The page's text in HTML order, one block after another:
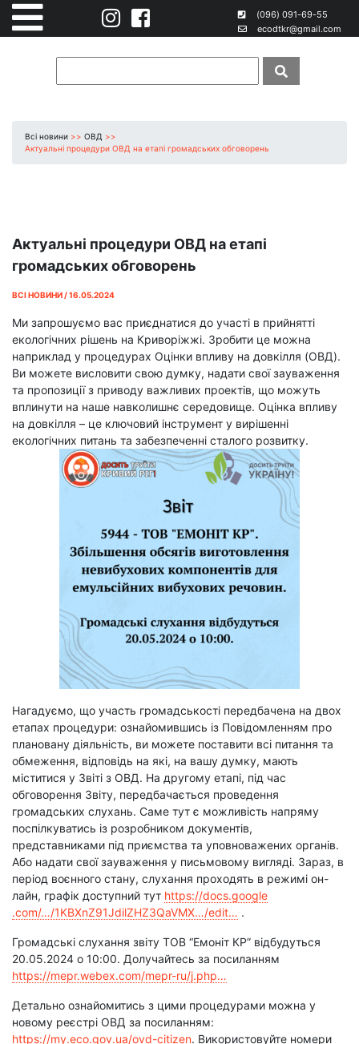
(096) 091-69-55
ecodtkr@gmail.com
Всі новини >> ОВД >>
Актуальні процедури ОВД на етапі громадських обговорень
Актуальні процедури ОВД на етапі
громадських обговорень
ВСІ НОВИНИ / 16.05.2024
Ми запрошуємо вас приєднатися до участі в прийнятті
екологічних рішень на Криворіжжі. Зробити це можна
наприклад у процедурах Оцінки впливу на довкілля (ОВД).
Ви можете висловити свою думку, надати свої зауваження
та пропозиції з приводу важливих проектів, що можуть
вплинути на наше навколишнє середовище. Оцінка впливу
на довкілля – це ключовий інструмент у вирішенні
екологічних питань та забезпеченні сталого розвитку.
Нагадуємо, що участь громадськості передбачена на двох
етапах процедури: ознайомившись із Повідомленням про
плановану діяльність, ви можете поставити всі питання та
обмеження, відповідь на які, на вашу думку, мають
міститися у Звіті з ОВД. На другому етапі, під час
обговорення Звіту, передбачається проведення
громадських слухань. Саме тут є можливість напряму
поспілкуватись із розробником документів,
представниками під приємства та уповноважених органів.
Або надати свої зауваження у письмовому вигляді. Зараз, в
період воєнного стану, слухання проходять в режимі он-
лайн, графік доступний тут https://docs.google
.com/…/1KBXnZ91JdilZHZ3QaVMX…/edit… .
Громадські слухання звіту ТОВ “Емоніт КР” відбудуться
20.05.2024 о 10:00. Долучайтесь за посиланням
https://mepr.webex.com/mepr-ru/j.php…
Детально ознайомитись з цими процедурами можна у
новому реєстрі ОВД за посиланням:
https://my.eco.gov.ua/ovd-citizen. Використовуйте номери